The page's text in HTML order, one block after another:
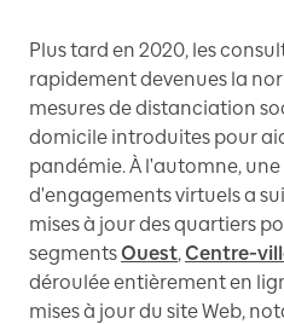
Plus tard en 2020, les
rapidement devenues la
mesures de distanciation
domicile introduites pour
pandémie. À l'automne, une
d'engagements virtuels a
mises à jour des quartiers
segmentsOuest, Centre-
déroulée entièrement en
mises à jour du site Web,